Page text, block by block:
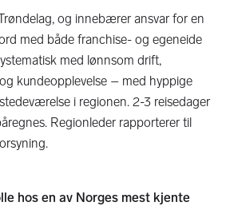
og innebærer ansvar for en
med både franchise- og egeneide
med lønnsom drift,
kundeopplevelse – med hyppige
i regionen. 2-3 reisedager
Regionleder rapporterer til
hos en av Norges mest kjente